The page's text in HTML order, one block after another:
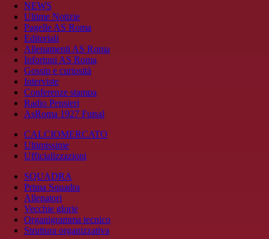
NEWS
Ultime Notizie
Pagelle AS Roma
Editoriali
Allenamenti AS Roma
Infortuni AS Roma
Gossip e curiosità
Interviste
Conferenze stampa
Radio Pensieri
AsRoma 1927 Futsal
CALCIOMERCATO
Ultimissime
Ufficializzazioni
SQUADRA
Prima Squadra
Allenatori
Vecchie glorie
Organigramma tecnico
Struttura organizzativa